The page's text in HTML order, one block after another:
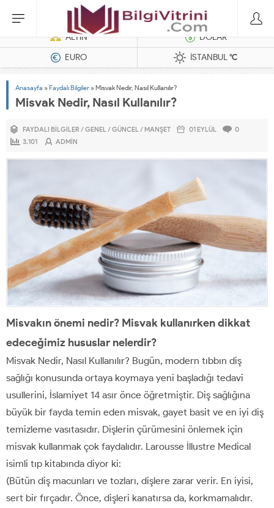
Dizel Jeneratörler
ALTIN
DOLAR
EURO
İSTANBUL°C
Anasayfa »Faydalı Bilgiler »Misvak Nedir, Nasıl Kullanılır?
Misvak Nedir, Nasıl Kullanılır?
FAYDALI BILGILER /GENEL/GÜNCEL/ MANŞET 01 EYLÜL
0
3.101
ADMIN
Misvakın önemi nedir? Misvak kullanırken dikkat
edeceğimiz hususlar nelerdir?
Misvak Nedir, Nasıl Kullanılır? Bugün, modern tıbbın diş
sağlığı konusunda ortaya koymaya yeni başladığı tedavi
usullerini, İslamiyet 14 asır önce öğretmiştir. Diş sağlığına
büyük bir fayda temin eden misvak, gayet basit ve en iyi diş
temizleme vasıtasıdır. Dişlerin çürümesini önlemek için
misvak kullanmak çok faydalıdır. Larousse İllustre Medical
isimli tıp kitabında diyor ki:
(Bütün diş macunları ve tozları, dişlere zarar verir. En iyisi,
sert bir fırçadır. Önce, dişleri kanatırsa da, korkmamalıdır.